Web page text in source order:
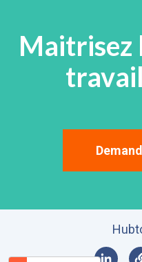
Maitrisez